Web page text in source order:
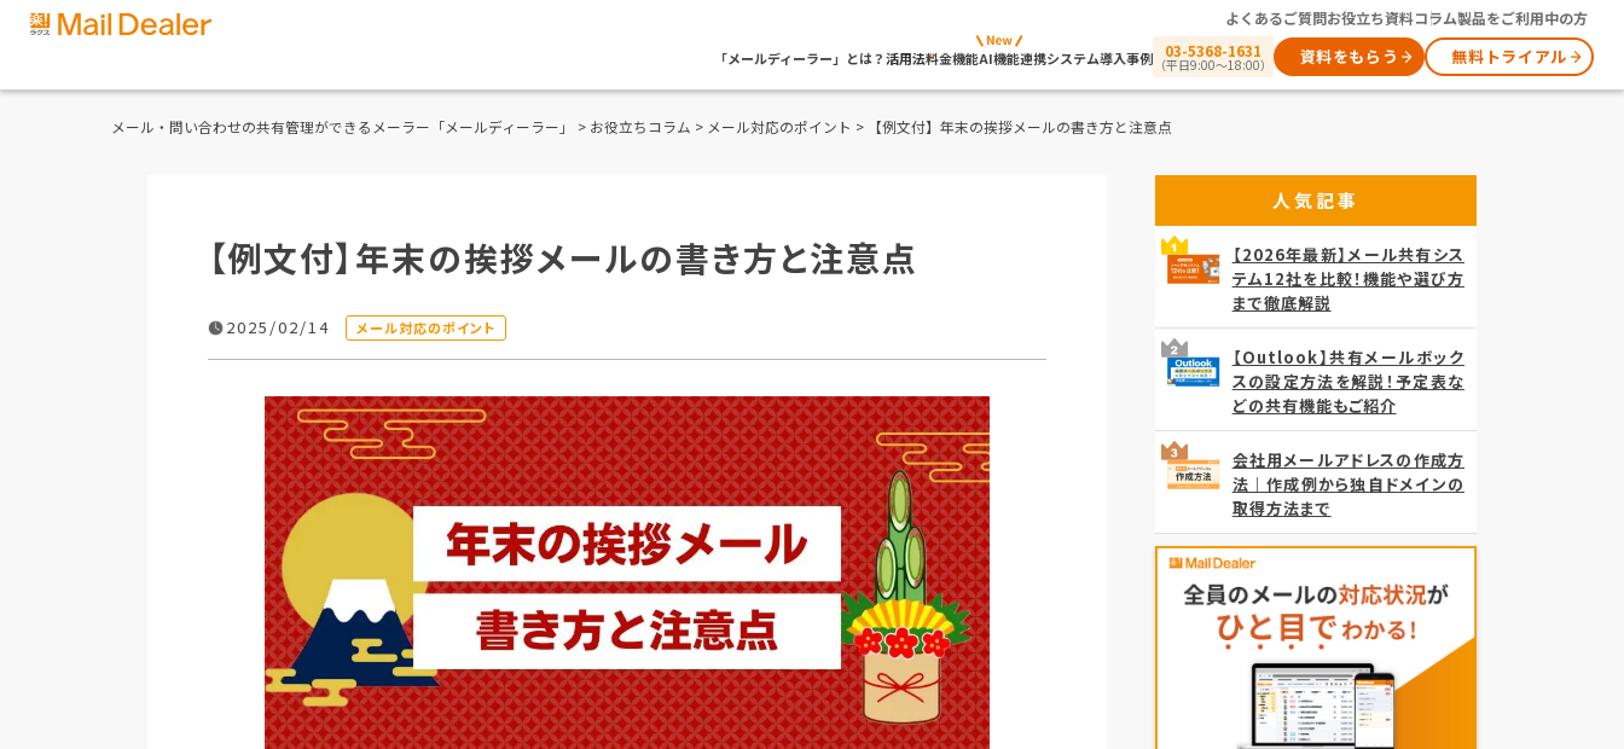
よくあるご質問お役立ち資料コラム製品をご利用中の方
「メールディーラー」とは？活用法料金機能AI機能連携システム導入事例 03-5368-1631
（平日9:00～18:00） 資料をもらう 無料トライアル
メール・問い合わせの共有管理ができるメーラー「メールディーラー」 > お役立ちコラム > メール対応のポイント > 【例文付】年末の挨拶メールの書き方と注意点
【例文付】年末の挨拶メールの書き方と注意点
2025/02/14 メール対応のポイント
人気記事
【2026年最新】メール共有シス
テム12社を比較！機能や選び方
まで徹底解説
【Outlook】共有メールボック
スの設定方法を解説！予定表な
どの共有機能もご紹介
会社用メールアドレスの作成方
法｜作成例から独自ドメインの
取得方法まで